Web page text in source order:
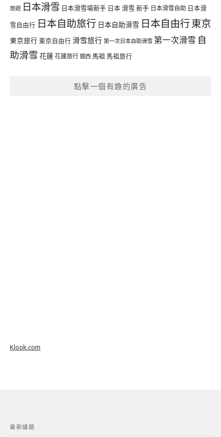
旅遊 日本滑雪 日本滑雪場新手 日本 滑雪 新手 日本滑雪自助 日本滑
雪自由行 日本自助旅行 日本自助滑雪 日本自由行東京
東京旅行 東京自由行 滑雪旅行 第一次日本自助滑雪 第一次滑雪 自
助滑雪 花蓮花蓮旅行 關西 馬祖 馬祖旅行
點擊一個有趣的廣告
Klook.com
最新議題